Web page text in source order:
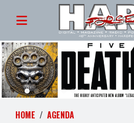
HOME AGENDA